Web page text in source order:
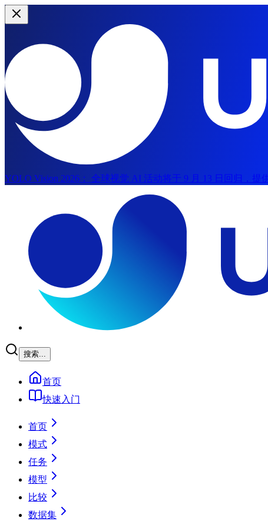
YOLO Vision 2026：
全球视觉 AI 活动将于 9 月 13 日回归，提
搜索...
首页
快速入门
首页
模式
任务
模型
比较
数据集